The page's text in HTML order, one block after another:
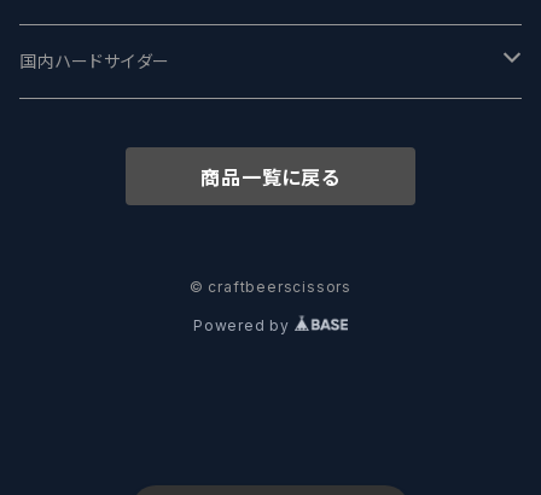
志賀高原ビール - SIGAKOGEN
箕面ビール - MINOH BEER
サンクトガーレン - Sankt Gallen
FirestoneWalker ファイアストーン
Mikkeller ミッケラー
Hop Nation ホップネーション
The Flying Inn / ザ フライイング イン
Lambiek Fabriek - ファブリーク
TAIHU - タイフー
Behemoth - ベヒーモス
CO-CONSPIRATORS コ・コンスピレーターズ
Deep Creek Brewing Co.
8 Wired エイトワイアード
Westbrook ウェストブルック
Strathcona ストラスコナ
ODIN BREWING オディン
Karmeliten カーメリテン
Früh フリュー
国内ハードサイダー
商品一覧に戻る
© craftbeerscissors
Powered by